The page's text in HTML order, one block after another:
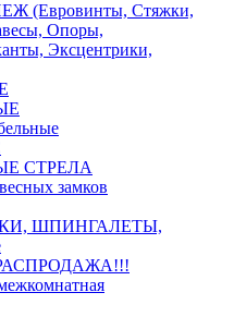
(Евровинты, Стяжки,
Опоры,
Эксцентрики,
СТРЕЛА
замков
ШПИНГАЛЕТЫ,